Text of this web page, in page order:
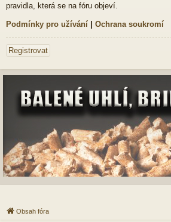
pravidla, která se na fóru objeví.
Podmínky pro užívání | Ochrana soukromí
Registrovat
Obsah fóra